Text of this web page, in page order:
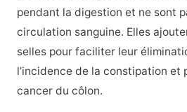
pendant la digestion et ne sont
circulation sanguine. Elles
selles pour faciliter leur
l’incidence de la constipation et
cancer du côlon.